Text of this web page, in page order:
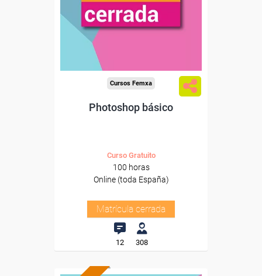
Cursos Femxa
Photoshop básico
Curso Gratuito
100 horas
Online (toda España)
Matrícula cerrada
12 308